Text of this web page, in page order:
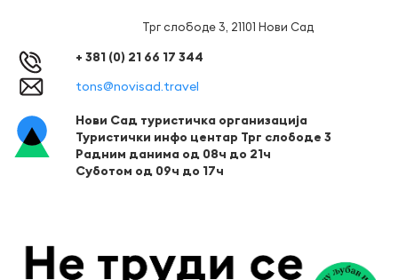
Трг слободе 3, 21101 Нови Сад
+ 381 (0) 21 66 17 344
tons@novisad.travel
Нови Сад туристичка организација
Туристички инфо центар Трг слободе 3
Радним данима од 08ч до 21ч
Суботом од 09ч до 17ч